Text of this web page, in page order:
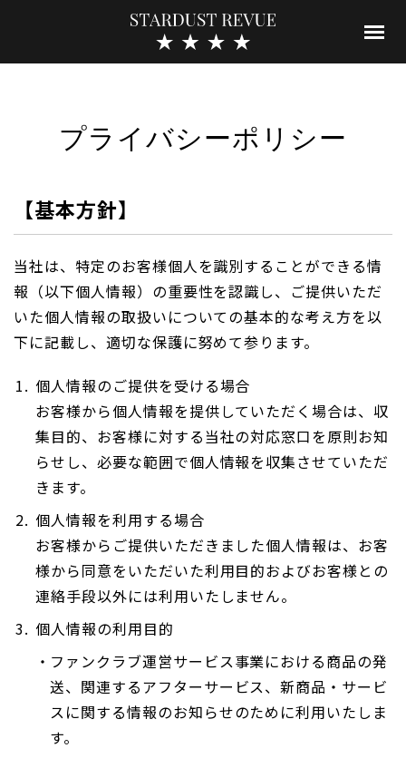
プライバシーポリシー
【基本方針】
当社は、特定のお客様個人を識別することができる情
報（以下個人情報）の重要性を認識し、ご提供いただ
いた個人情報の取扱いについての基本的な考え方を以
下に記載し、適切な保護に努めて参ります。
個人情報のご提供を受ける場合
お客様から個人情報を提供していただく場合は、収
集目的、お客様に対する当社の対応窓口を原則お知
らせし、必要な範囲で個人情報を収集させていただ
きます。
個人情報を利用する場合
お客様からご提供いただきました個人情報は、お客
様から同意をいただいた利用目的およびお客様との
連絡手段以外には利用いたしません。
個人情報の利用目的
ファンクラブ運営サービス事業における商品の発
送、関連するアフターサービス、新商品・サービ
スに関する情報のお知らせのために利用いたしま
す。